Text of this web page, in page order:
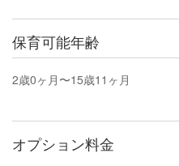
保育可能年齢
2歳0ヶ月〜15歳11ヶ月
オプション料金